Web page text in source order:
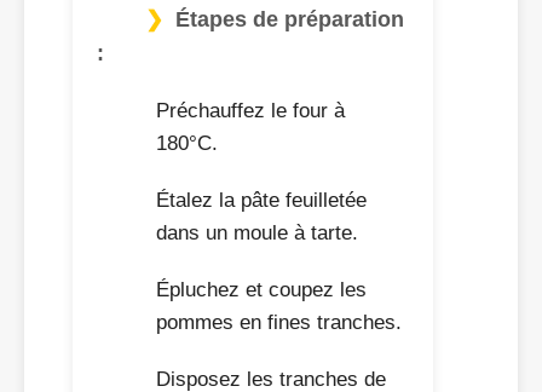
Étapes de préparation
:
Préchauffez le four à
180°C.
Étalez la pâte feuilletée
dans un moule à tarte.
Épluchez et coupez les
pommes en fines tranches.
Disposez les tranches de